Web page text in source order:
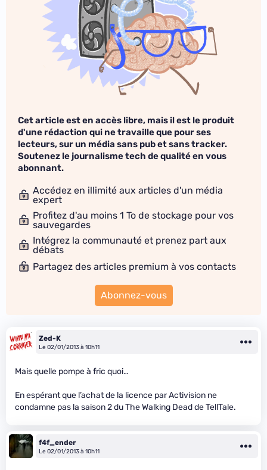
Cet article est en accès libre, mais il est le produit
d'une rédaction qui ne travaille que pour ses
lecteurs, sur un média sans pub et sans tracker.
Soutenez le journalisme tech de qualité en vous
abonnant.
Accédez en illimité aux articles d'un média
expert
Profitez d'au moins 1 To de stockage pour vos
sauvegardes
Intégrez la communauté et prenez part aux
débats
Partagez des articles premium à vos contacts
Abonnez-vous
Zed-K
Le 02/01/2013 à 10h11
Mais quelle pompe à fric quoi…
En espérant que l’achat de la licence par Activision ne
condamne pas la saison 2 du The Walking Dead de TellTale.
f4f_ender
Le 02/01/2013 à 10h11